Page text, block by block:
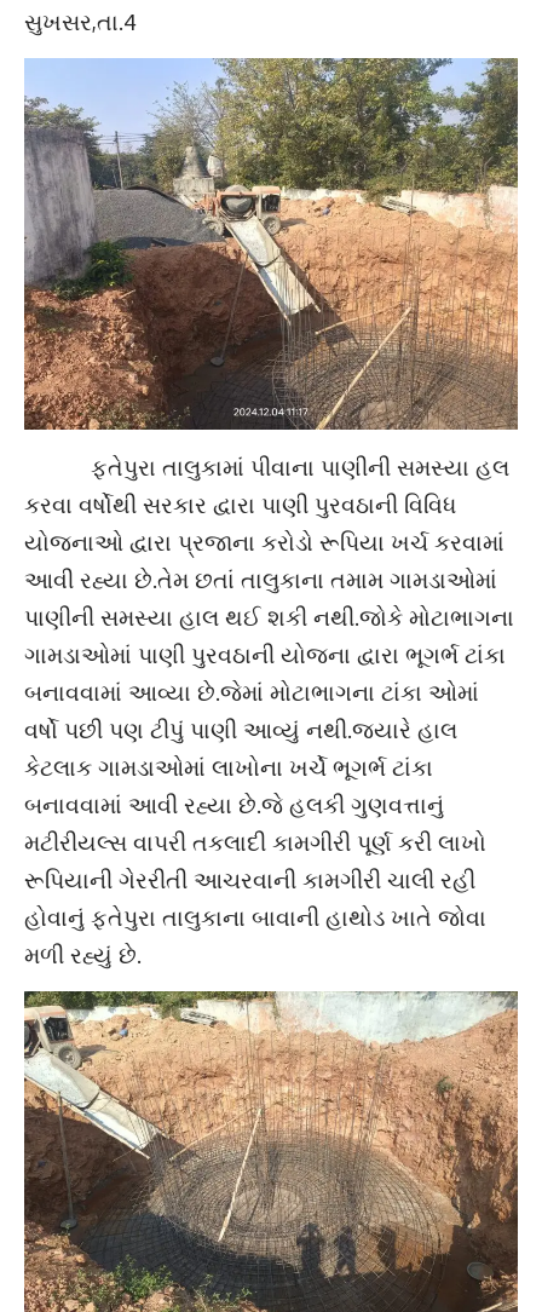
સુખસર,તા.4
ફતેપુરા તાલુકામાં પીવાના પાણીની સમસ્યા હલ
કરવા વર્ષોથી સરકાર દ્વારા પાણી પુરવઠાની વિવિધ
યોજનાઓ દ્વારા પ્રજાના કરોડો રૂપિયા ખર્ચ કરવામાં
આવી રહ્યા છે.તેમ છતાં તાલુકાના તમામ ગામડાઓમાં
પાણીની સમસ્યા હાલ થઈ શકી નથી.જોકે મોટાભાગના
ગામડાઓમાં પાણી પુરવઠાની યોજના દ્વારા ભૂગર્ભ ટાંકા
બનાવવામાં આવ્યા છે.જેમાં મોટાભાગના ટાંકા ઓમાં
વર્ષો પછી પણ ટીપું પાણી આવ્યું નથી.જ્યારે હાલ
કેટલાક ગામડાઓમાં લાખોના ખર્ચે ભૂગર્ભ ટાંકા
બનાવવામાં આવી રહ્યા છે.જે હલકી ગુણવત્તાનું
મટીરીયલ્સ વાપરી તકલાદી કામગીરી પૂર્ણ કરી લાખો
રૂપિયાની ગેરરીતી આચરવાની કામગીરી ચાલી રહી
હોવાનું ફતેપુરા તાલુકાના બાવાની હાથોડ ખાતે જોવા
મળી રહ્યું છે.